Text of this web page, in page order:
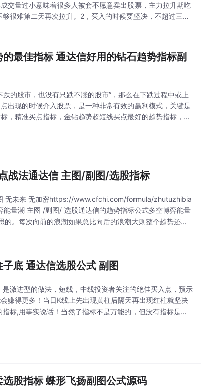
交量过小意味着很多人被套不愿意卖出股票，主力拉升期吃
很难第二天再次拉升。2，买入的时候要坚决，不超过三个
最佳指标 通达信好用的钻石趋势指标副
的股市，也没有只跌不涨的股市”，那么在下跌过程中或上
出现的时候介入股票，是一种非常有效的赢利模式，关键是
，精准买点指标，金钻趋势超短线买点最好的趋势指标，把
战法通达信 主图/副图/选股指标
无未来 无加密https://www.cfchi.com/formula/zhutuzhibia
量潮 主图 /副图/ 选股通达信的趋势指标公式多空博弈能量
。每次向前的浪潮如果总比向后的浪潮大则整个趋势还是
底 通达信选股公式 副图
激进型的做法，短线，中线投资者关注的绝佳买入点，预示
赚得更多！当日K线上先出现黄柱后隔天再出现红柱就坚决
标,用事实说话！当然了指标不是万能的，但没有指标是不
股指标 蝶形飞扬副图公式源码